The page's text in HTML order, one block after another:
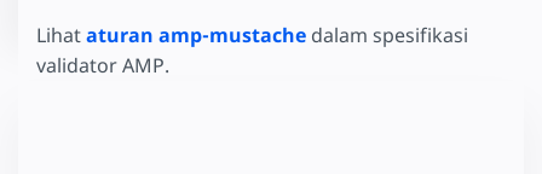
Lihataturan amp-mustache dalam spesifikasi
validator AMP.